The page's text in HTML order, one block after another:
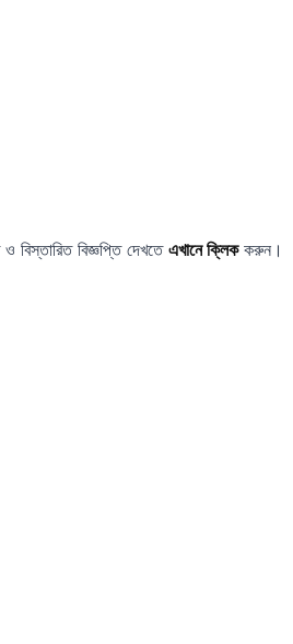
বিস্তারিত বিজ্ঞপ্তি দেখতে এখানে ক্লিককরুন।